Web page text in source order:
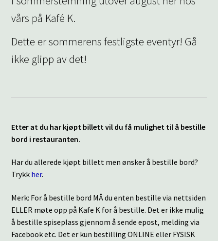
vårs på Kafé K.
Dette er sommerens festligste eventyr! Gå
ikke glipp av det!
Etter at du har kjøpt billett vil du få mulighet til å bestille
bord i restauranten.
Har du allerede kjøpt billett men ønsker å bestille bord?
Trykk her.
Merk: For å bestille bord MÅ du enten bestille via nettsiden
ELLER møte opp på Kafe K for å bestille. Det er ikke mulig
å bestille spiseplass gjennom å sende epost, melding via
Facebook etc. Det er kun bestilling ONLINE eller FYSISK